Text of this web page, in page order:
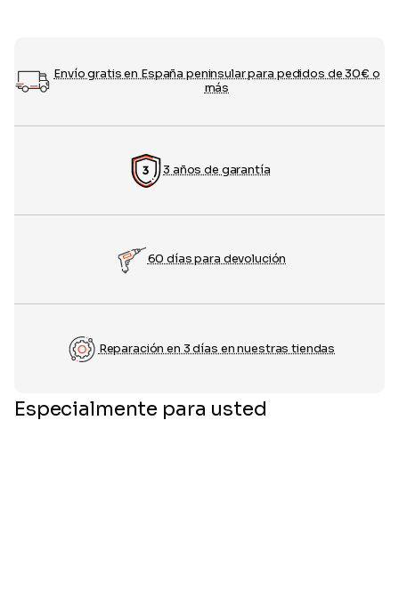
Envío gratis en España peninsular para pedidos de 30€ o
más
3 años de garantía
60 días para devolución
Reparación en 3 días en nuestras tiendas
Especialmente para usted